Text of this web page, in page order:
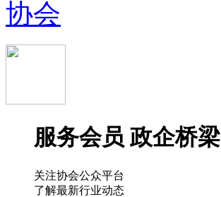
服务会员 政企桥梁
关注协会公众平台
了解最新行业动态